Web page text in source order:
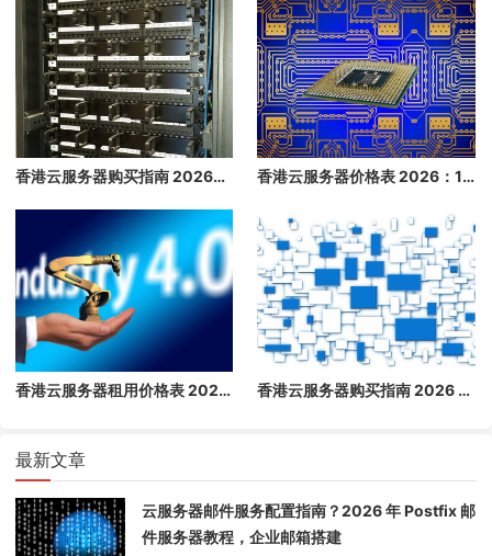
香港云服务器购买指南 2026：免备案高速云主机推荐 香港云服务器价格表 2026：1 核/2 核/4 核/8 核配置每月多少钱？
香港云服务器租用价格表 2026：1 核/2 核/4 核/8 核配置每月多少钱？ 香港云服务器购买指南 2026 - 免备案高速云主机推荐
最新文章
云服务器邮件服务配置指南？2026 年 Postfix 邮
件服务器教程，企业邮箱搭建